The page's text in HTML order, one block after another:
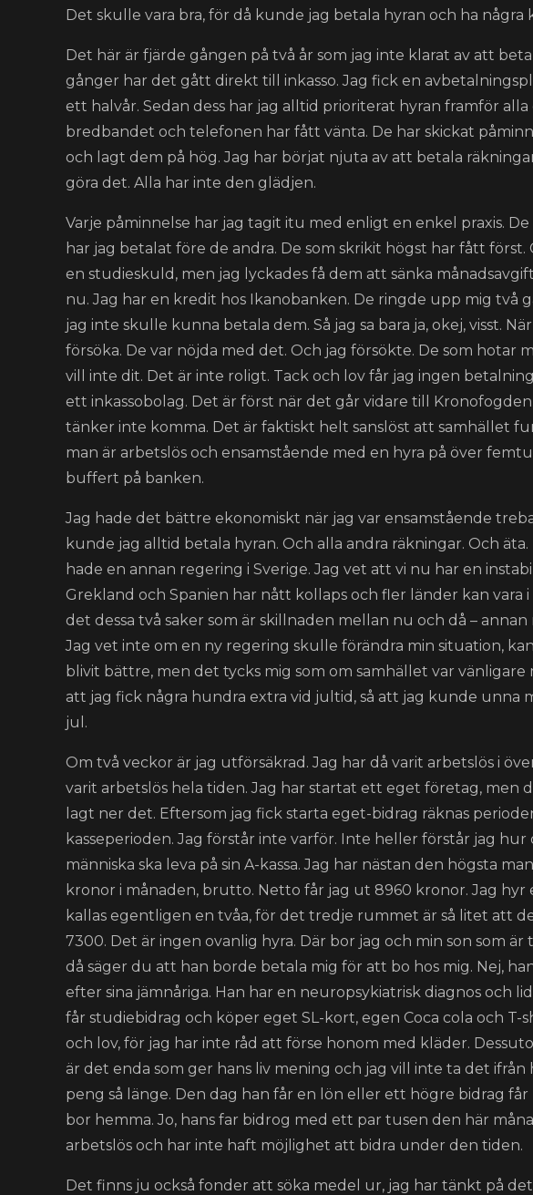
Det skulle vara bra, för då kunde jag betala hyran och ha några
Det här är fjärde gången på två år som jag inte klarat av att
gånger har det gått direkt till inkasso. Jag fick en
ett halvår. Sedan dess har jag alltid prioriterat hyran framför
bredbandet och telefonen har fått vänta. De har skickat
och lagt dem på hög. Jag har börjat njuta av att betala
göra det. Alla har inte den glädjen.
Varje påminnelse har jag tagit itu med enligt en enkel praxis.
har jag betalat före de andra. De som skrikit högst har fått först.
en studieskuld, men jag lyckades få dem att sänka
nu. Jag har en kredit hos Ikanobanken. De ringde upp mig två
jag inte skulle kunna betala dem. Så jag sa bara ja, okej, visst.
försöka. De var nöjda med det. Och jag försökte. De som hotar
vill inte dit. Det är inte roligt. Tack och lov får jag ingen
ett inkassobolag. Det är först när det går vidare till
tänker inte komma. Det är faktiskt helt sanslöst att samhället
man är arbetslös och ensamstående med en hyra på över
buffert på banken.
Jag hade det bättre ekonomiskt när jag var ensamstående
kunde jag alltid betala hyran. Och alla andra räkningar. Och
hade en annan regering i Sverige. Jag vet att vi nu har en
Grekland och Spanien har nått kollaps och fler länder kan vara i
det dessa två saker som är skillnaden mellan nu och då –
Jag vet inte om en ny regering skulle förändra min situation,
blivit bättre, men det tycks mig som om samhället var vänligare
att jag fick några hundra extra vid jultid, så att jag kunde unna
jul.
Om två veckor är jag utförsäkrad. Jag har då varit arbetslös i
varit arbetslös hela tiden. Jag har startat ett eget företag, men
lagt ner det. Eftersom jag fick starta eget-bidrag räknas
kasseperioden. Jag förstår inte varför. Inte heller förstår jag
människa ska leva på sin A-kassa. Jag har nästan den högsta
kronor i månaden, brutto. Netto får jag ut 8960 kronor. Jag
kallas egentligen en tvåa, för det tredje rummet är så litet att
7300. Det är ingen ovanlig hyra. Där bor jag och min son som
då säger du att han borde betala mig för att bo hos mig. Nej,
efter sina jämnåriga. Han har en neuropsykiatrisk diagnos och
får studiebidrag och köper eget SL-kort, egen Coca cola och T-
och lov, för jag har inte råd att förse honom med kläder.
är det enda som ger hans liv mening och jag vill inte ta det ifrån
peng så länge. Den dag han får en lön eller ett högre bidrag
bor hemma. Jo, hans far bidrog med ett par tusen den här
arbetslös och har inte haft möjlighet att bidra under den tiden.
Det finns ju också fonder att söka medel ur, jag har tänkt på